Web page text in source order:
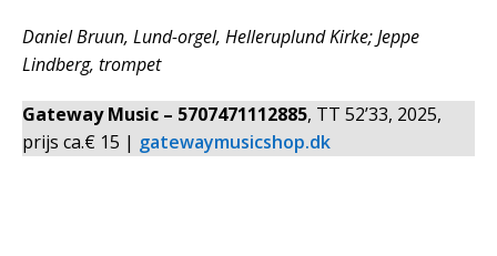
Daniel Bruun, Lund-orgel, Helleruplund Kirke; Jeppe
Lindberg, trompet
Gateway Music – 5707471112885, TT 52’33, 2025,
prijs ca.€ 15 | gatewaymusicshop.dk